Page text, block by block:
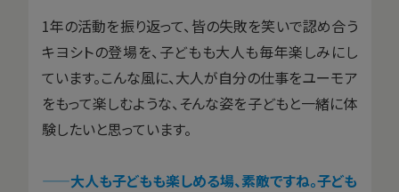
1年の活動を振り返って、皆の失敗を笑いで認め合う
キヨシトの登場を、子どもも大人も毎年楽しみにし
ています。こんな風に、大人が自分の仕事をユーモア
をもって楽しむような、そんな姿を子どもと一緒に体
験したいと思っています。
——大人も子どもも楽しめる場、素敵ですね。子ども